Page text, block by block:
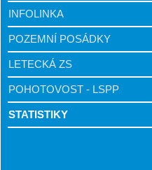
INFOLINKA
POZEMNÍ POSÁDKY
LETECKÁ ZS
POHOTOVOST - LSPP
STATISTIKY